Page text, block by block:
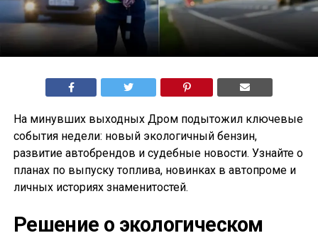
На минувших выходных Дром подытожил ключевые
события недели: новый экологичный бензин,
развитие автобрендов и судебные новости. Узнайте о
планах по выпуску топлива, новинках в автопроме и
личных историях знаменитостей.
Решение о экологическом